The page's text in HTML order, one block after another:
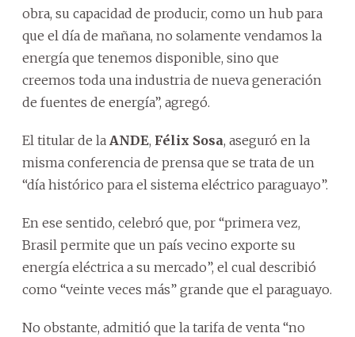
obra, su capacidad de producir, como un hub para
que el día de mañana, no solamente vendamos la
energía que tenemos disponible, sino que
creemos toda una industria de nueva generación
de fuentes de energía”, agregó.
El titular de la ANDE, Félix Sosa, aseguró en la
misma conferencia de prensa que se trata de un
“día histórico para el sistema eléctrico paraguayo”.
En ese sentido, celebró que, por “primera vez,
Brasil permite que un país vecino exporte su
energía eléctrica a su mercado”, el cual describió
como “veinte veces más” grande que el paraguayo.
No obstante, admitió que la tarifa de venta “no